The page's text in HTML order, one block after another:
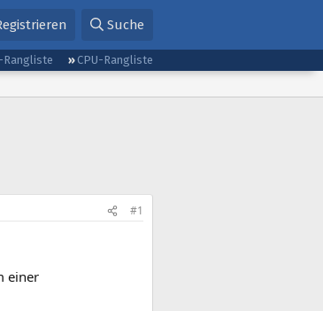
Suche
Rangliste
CPU-Rangliste
#1
einer